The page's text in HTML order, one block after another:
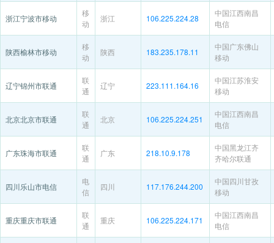
浙江宁波市移动
移
动
浙江 106.225.224.28
中国江西南昌
电信
陕西榆林市移动
移
动
陕西 183.235.178.11
中国广东佛山
移动
辽宁锦州市联通
联
通
辽宁 223.111.164.16
中国江苏淮安
移动
北京北京市联通
联
通
北京 106.225.224.251
中国江西南昌
电信
广东珠海市联通
联
通
广东 218.10.9.178
中国黑龙江齐
齐哈尔联通
四川乐山市电信
电
信
四川 117.176.244.200
中国四川甘孜
移动
重庆重庆市联通
联
通
重庆 106.225.224.171
中国江西南昌
电信